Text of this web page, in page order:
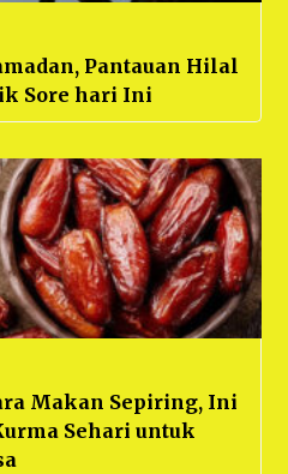
Pantauan Hilal
Sore hari Ini
Makan Sepiring, Ini
Sehari untuk